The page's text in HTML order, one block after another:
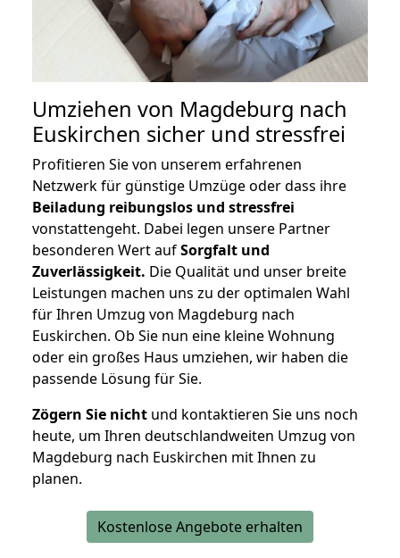
Umziehen von Magdeburg nach
Euskirchen sicher und stressfrei
Profitieren Sie von unserem erfahrenen
Netzwerk für günstige Umzüge oder dass ihre
Beiladung reibungslos und stressfrei
vonstattengeht. Dabei legen unsere Partner
besonderen Wert aufSorgfalt und
Zuverlässigkeit. Die Qualität und unser breite
Leistungen machen uns zu der optimalen Wahl
für Ihren Umzug von Magdeburg nach
Euskirchen. Ob Sie nun eine kleine Wohnung
oder ein großes Haus umziehen, wir haben die
passende Lösung für Sie.
Zögern Sie nicht und kontaktieren Sie uns noch
heute, um Ihren deutschlandweiten Umzug von
Magdeburg nach Euskirchen mit Ihnen zu
planen.
Kostenlose Angebote erhalten